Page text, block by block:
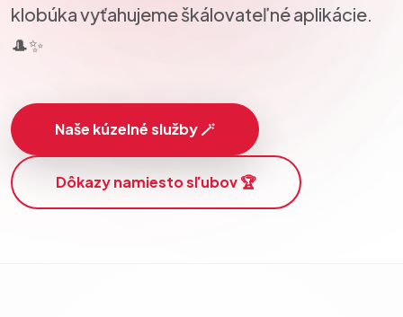
klobúka vyťahujeme škálovateľné aplikácie.
🎩✨
Naše kúzelné služby 🪄
Dôkazy namiesto sľubov 🏆